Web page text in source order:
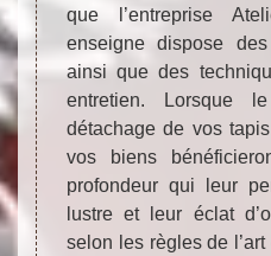
que l’entreprise
enseigne dispose
ainsi que des
entretien. Lorsque
détachage de vos
vos biens
profondeur qui leur
lustre et leur éclat
selon les règles de